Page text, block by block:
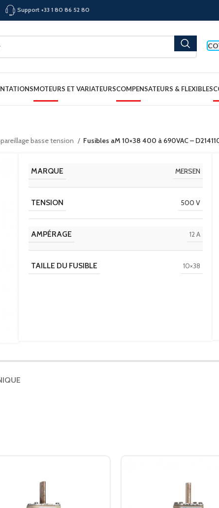
Support +33 1 80 86 52 80
MOTEURS ET VARIATEURSCOMPENSATEURS & FLEXIBLES
basse tension Fusibles aM 10×38 400 à 690VAC –
MARQUE MERSEN
TENSION 500 V
AMPÉRAGE 12 A
TAILLE DU FUSIBLE 10×38